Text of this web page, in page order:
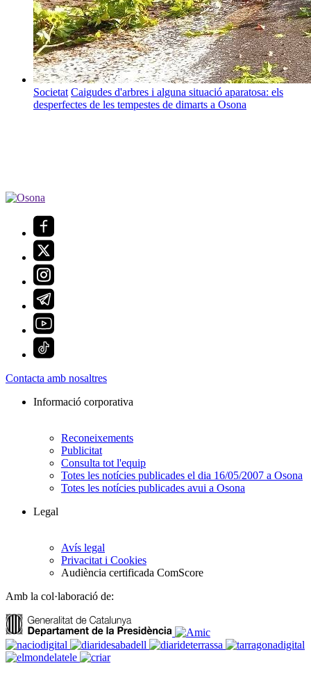
Societat Caigudes d'arbres i alguna situació aparatosa: els
desperfectes de les tempestes de dimarts a Osona
Contacta amb nosaltres
Informació corporativa
Reconeixements
Publicitat
Consulta tot l'equip
Totes les notícies publicades el dia 16/05/2007 a Osona
Totes les notícies publicades avui a Osona
Legal
Avís legal
Privacitat i Cookies
Audiència certificada ComScore
Amb la col·laboració de: